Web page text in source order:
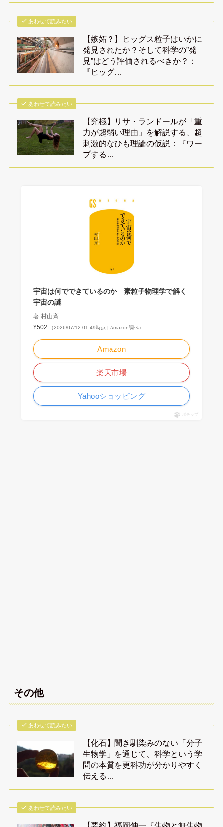
あわせて読みたい
【嫉妬？】ヒッグス粒子はいかに
発見されたか？そして科学の”発
見”はどう評価されるべきか？：
『ヒッグ…
あわせて読みたい
【究極】リサ・ランドールが「重
力が超弱い理由」を解説する、超
刺激的なひも理論の仮説：『ワー
プする…
宇宙は何でできているのか 素粒子物理学で解く
宇宙の謎
著:村山斉
¥502
（2026/07/12 01:49時点 | Amazon調べ）
Amazon
楽天市場
Yahooショッピング
ポチップ
その他
あわせて読みたい
【化石】聞き馴染みのない「分子
生物学」を通じて、科学という学
問の本質を更科功が分かりやすく
伝える…
あわせて読みたい
【要約】福岡伸一『生物と無生物